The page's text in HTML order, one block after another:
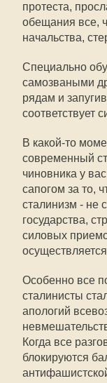
протеста,
обещания все,
начальства,
Специально
самозваными
рядам и
соответствует
В какой-то
современный
чиновника у
сапогом за то,
сталинизм - не
государства,
силовых
Особенно все
сталинисты
апологий
Когда все
блокируются